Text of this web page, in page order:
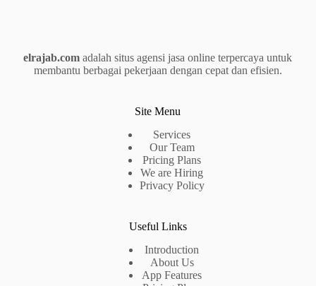
elrajab.com adalah situs agensi jasa online terpercaya untuk
membantu berbagai pekerjaan dengan cepat dan efisien.
Site Menu
Services
Our Team
Pricing Plans
We are Hiring
Privacy Policy
Useful Links
Introduction
About Us
App Features